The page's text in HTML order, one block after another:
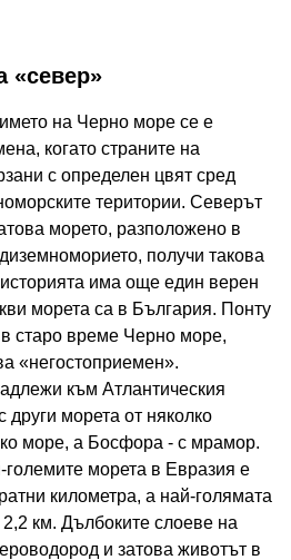
«север»
на Черно море се е
когато страните на
с определен цвят сред
територии. Северът
морето, разположено в
получи такова
има още един верен
морета са в България. Понту
старо време Черно море,
«негостоприемен».
към Атлантическия
други морета от няколко
море, а Босфора - с мрамор.
морета в Евразия е
километра, а най-голямата
км. Дълбоките слоеве на
и затова животът в